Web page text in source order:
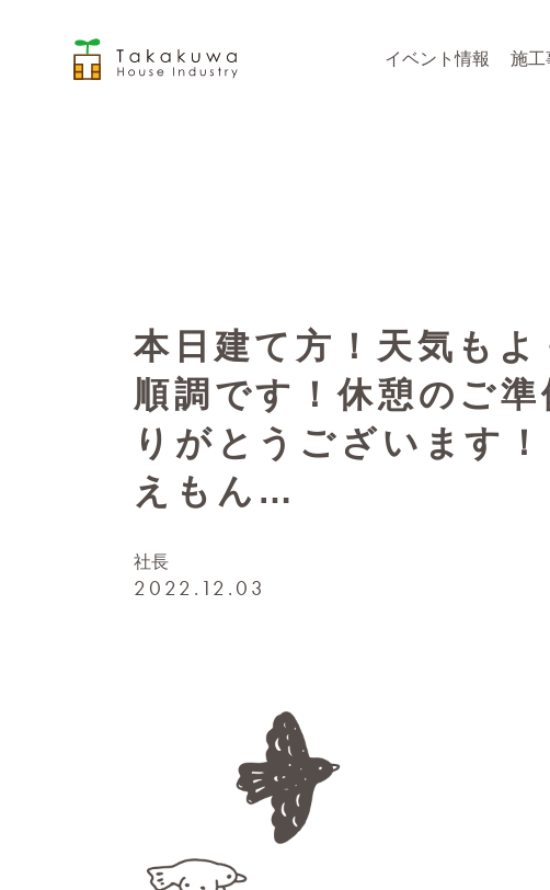
イベント情報 施工
本日建て方！️天気もよ
順調です！休憩のご準
りがとうございます！
えもん…
社長
2022.12.03